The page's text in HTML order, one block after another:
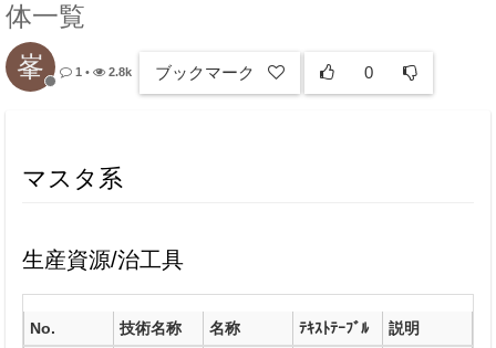
体一覧
峯 1 • 2.8k ブックマーク 0
マスタ系
生産資源/治工具
No. 技術名称 名称 ﾃｷｽﾄﾃｰﾌﾞﾙ
説明